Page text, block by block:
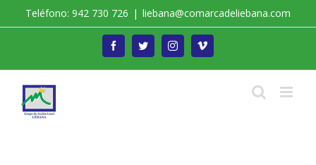
Teléfono: 942 730 726 | liebana@comarcadeliebana.com
FacebookTwitterInstagramVimeo